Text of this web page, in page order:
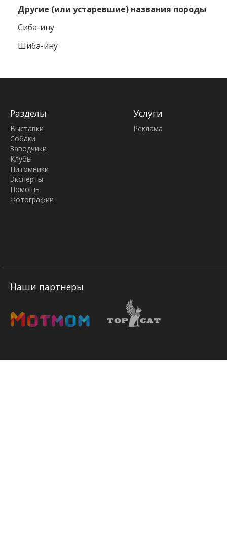
Другие (или устаревшие) названия породы
Сиба-ину
Шиба-ину
Разделы
Выставки
Собаки
Заводчики
Клубы
Питомники
Эксперты
Помощь
Фотографии
Услуги
Реклама
Наши партнеры